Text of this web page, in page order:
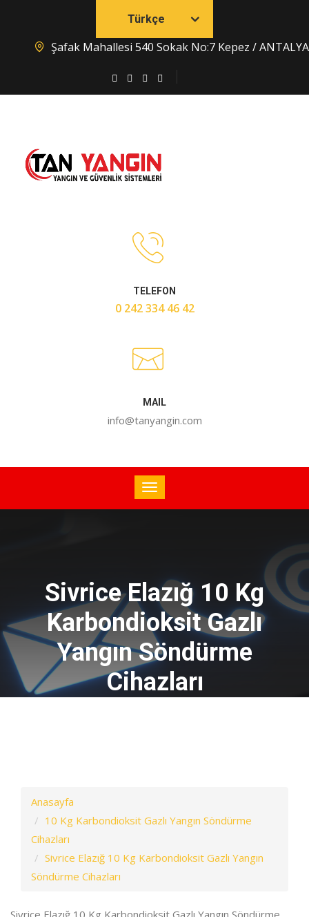
Türkçe
Şafak Mahallesi 540 Sokak No:7 Kepez / ANTALYA
TELEFON
0 242 334 46 42
MAIL
info@tanyangin.com
Sivrice Elazığ 10 Kg
Karbondioksit Gazlı
Yangın Söndürme
Cihazları
Anasayfa
10 Kg Karbondioksit Gazlı Yangın Söndürme
Cihazları
Sivrice Elazığ 10 Kg Karbondioksit Gazlı Yangın
Söndürme Cihazları
Sivrice Elazığ 10 Kg Karbondioksit Gazlı Yangın Söndürme